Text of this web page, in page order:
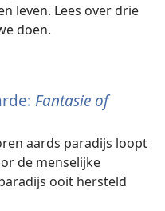
leven. Lees over drie
doen.
Fantasie of
aards paradijs loopt
de menselijke
ooit hersteld